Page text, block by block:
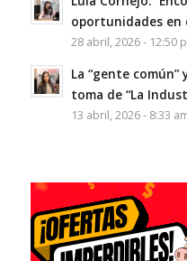
oportunidades en
28 abril, 2026 - 12:50
La “gente
toma de “La
13 abril, 2026 - 8:33